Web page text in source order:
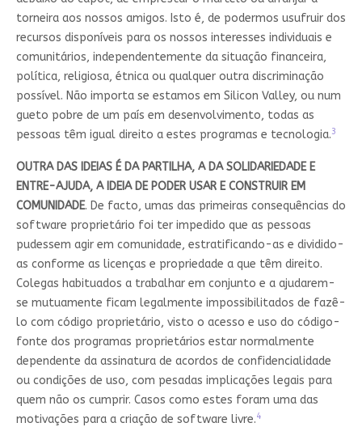
torneira aos nossos amigos. Isto é, de podermos usufruir dos
recursos disponíveis para os nossos interesses individuais e
comunitários, independentemente da situação financeira,
política, religiosa, étnica ou qualquer outra discriminação
possível. Não importa se estamos em Silicon Valley, ou num
gueto pobre de um país em desenvolvimento, todas as
pessoas têm igual direito a estes programas e tecnologia.3
OUTRA DAS IDEIAS É DA PARTILHA, A DA SOLIDARIEDADE E
ENTRE-AJUDA, A IDEIA DE PODER USAR E CONSTRUIR EM
COMUNIDADE. De facto, umas das primeiras consequências do
software proprietário foi ter impedido que as pessoas
pudessem agir em comunidade, estratificando-as e dividido-
as conforme as licenças e propriedade a que têm direito.
Colegas habituados a trabalhar em conjunto e a ajudarem-
se mutuamente ficam legalmente impossibilitados de fazê-
lo com código proprietário, visto o acesso e uso do código-
fonte dos programas proprietários estar normalmente
dependente da assinatura de acordos de confidencialidade
ou condições de uso, com pesadas implicações legais para
quem não os cumprir. Casos como estes foram uma das
motivações para a criação de software livre.4